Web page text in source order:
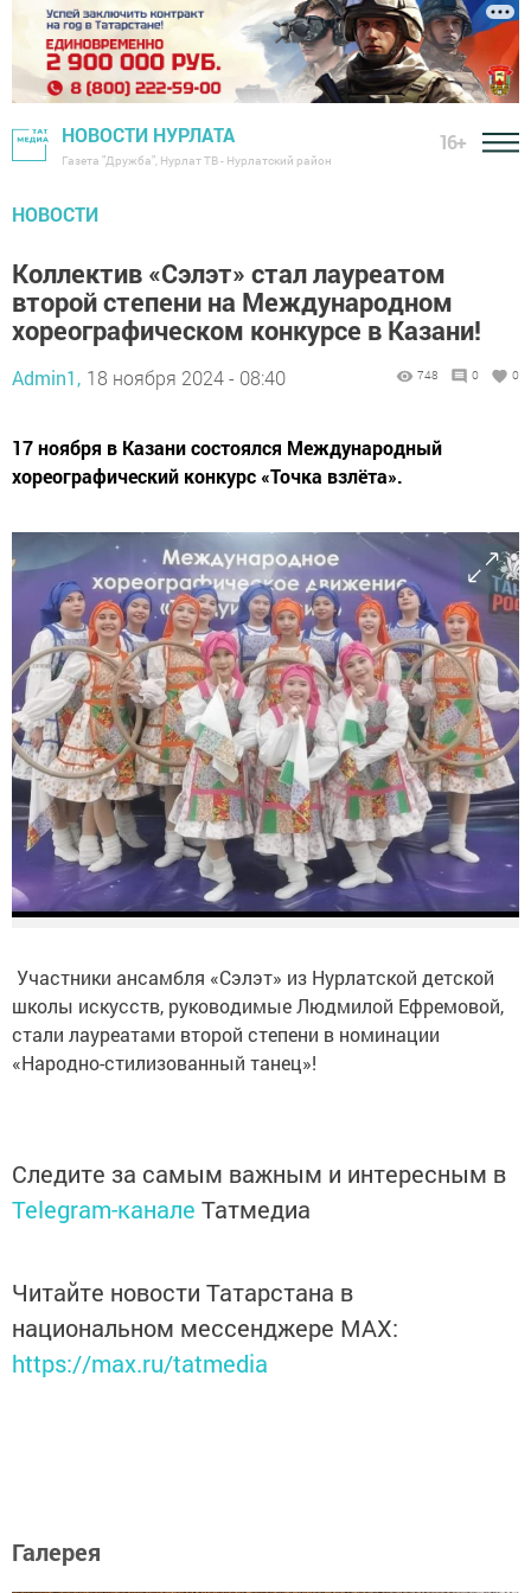
НОВОСТИ НУРЛАТА
Газета "Дружба", Нурлат ТВ - Нурлатский район
16+
НОВОСТИ
Коллектив «Сэлэт» стал лауреатом
второй степени на Международном
хореографическом конкурсе в Казани!
Admin1, 18 ноября 2024 - 08:40 748 0 0
17 ноября в Казани состоялся Международный
хореографический конкурс «Точка взлёта».
Участники ансамбля «Сэлэт» из Нурлатской детской
школы искусств, руководимые Людмилой Ефремовой,
стали лауреатами второй степени в номинации
«Народно-стилизованный танец»!
Следите за самым важным и интересным в
Telegram-канале Татмедиа
Читайте новости Татарстана в
национальном мессенджере MАХ:
https://max.ru/tatmedia
Галерея